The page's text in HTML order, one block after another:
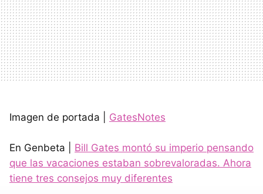
Imagen de portada | GatesNotes
En Genbeta | Bill Gates montó su imperio pensando
que las vacaciones estaban sobrevaloradas. Ahora
tiene tres consejos muy diferentes